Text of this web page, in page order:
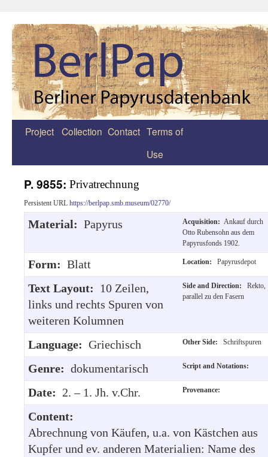
Zum
Project Collection Contact Terms of
Use
P. 9855: Privatrechnung
Persistent URL https://berlpap.smb.museum/02770/
Material: Papyrus Acquisition: Ankauf durch
Otto Rubensohn aus dem
Papyrusfonds 1902.
Form: Blatt Location: Papyrusdepot
Text Layout: 10 Zeilen,
links und rechts Spuren von
weiteren Kolumnen
Side and Direction:
Rekto,
parallel zu den Fasern
Language: Griechisch Other Side: Schriftspuren
Genre: dokumentarisch Script and Notations:
Date: 2. – 1. Jh. v.Chr. Provenance:
Content:
Abrechnung von Käufen, u.a. von Kästchen aus
Kupfer und ev. anderen Materialien: Name des